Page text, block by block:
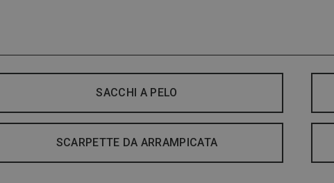
SACCHI A PELO
SCARPETTE DA ARRAMPICATA